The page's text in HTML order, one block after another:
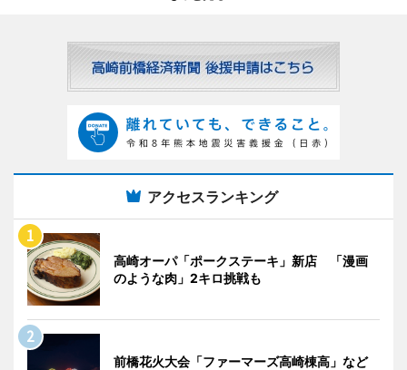
アクセスランキング
高崎オーパ「ポークステーキ」新店 「漫画
のような肉」2キロ挑戦も
前橋花火大会「ファーマーズ高崎棟高」など